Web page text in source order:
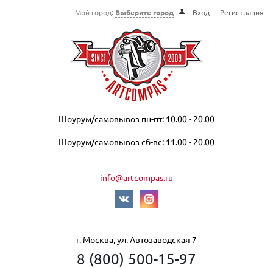
Мой город: Выберите город Вход Регистрация
Шоурум/самовывоз пн-пт: 10.00 - 20.00
Шоурум/самовывоз сб-вс: 11.00 - 20.00
info@artcompas.ru
г. Москва, ул. Автозаводская 7
8 (800) 500-15-97